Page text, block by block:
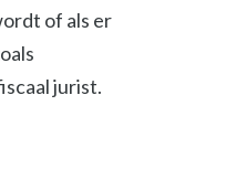
of als er
jurist.